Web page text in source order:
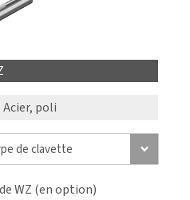
Acier, poli
WZ (en option)